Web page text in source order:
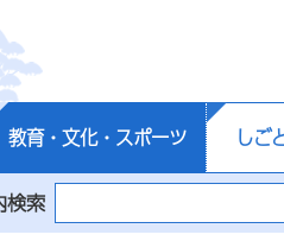
教育・文化・スポーツ しご
検索